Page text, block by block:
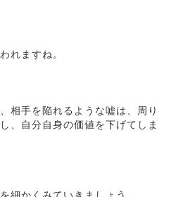
れますね。
相手を陥れるような嘘は、周り
、自分自身の価値を下げてしま
細かくみていきましょう。